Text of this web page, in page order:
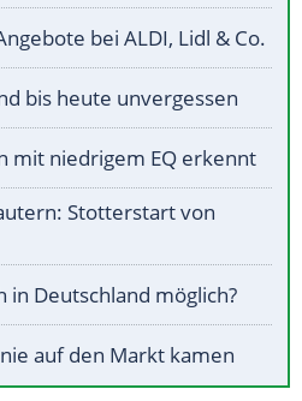
bei ALDI, Lidl & Co.
bis heute unvergessen
mit niedrigem EQ erkennt
Stotterstart von
in Deutschland möglich?
auf den Markt kamen